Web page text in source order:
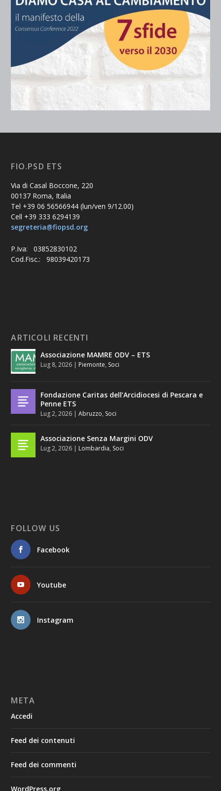
FIO.PSD ETS
Via di Casal Boccone, 220
00137 Roma, Italia
Tel +39 06 56566944 (lun/ven 9/12.00)
Cell +39 333 6294139
segreteria@fiopsd.org
P.Iva: 03852830102
Cod.Fisc.: 98039420173
ARTICOLI RECENTI
Associazione MAMRE ODV – ETS
Lug 8, 2026 | Piemonte, Soci
Fondazione Caritas dell’Arcidiocesi di Pescara e
Penne ETS
Lug 2, 2026 |Abruzzo, Soci
Associazione Senza Margini ODV
Lug 2, 2026 | Lombardia, Soci
FOLLOW US
Facebook
Youtube
Instagram
META
Accedi
Feed dei contenuti
Feed dei commenti
WordPress.org